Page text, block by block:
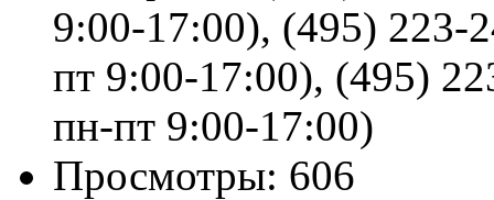
9:00-17:00), (495) 223-
пт 9:00-17:00), (495)
пн-пт 9:00-17:00)
Просмотры: 606